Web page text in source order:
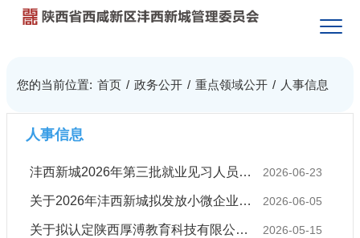
您的当前位置: 首页 / 政务公开 / 重点领域公开 / 人事信息
人事信息
2026-06-23
沣西新城2026年第三批就业见习人员招募公告
2026-06-05
关于2026年沣西新城拟发放小微企业招用高校毕业生社会保险补贴名单（第五批）的公示
2026-05-15
关于拟认定陕西厚溥教育科技有限公司为就业见习基地的公示